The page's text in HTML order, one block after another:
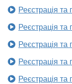
Реєстрація
Реєстрація
Реєстрація
Реєстрація
Реєстрація